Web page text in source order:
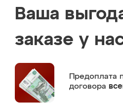
Ваша
заказе у
Предоплата
договора